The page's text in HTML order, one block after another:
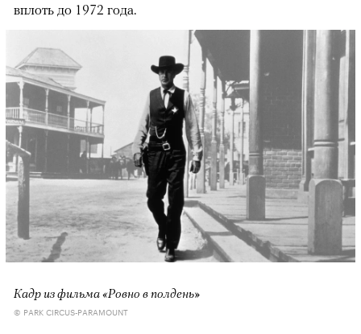
вплоть до 1972 года.
Кадр из фильма «Ровно в полдень»
© PARK CIRCUS-PARAMOUNT